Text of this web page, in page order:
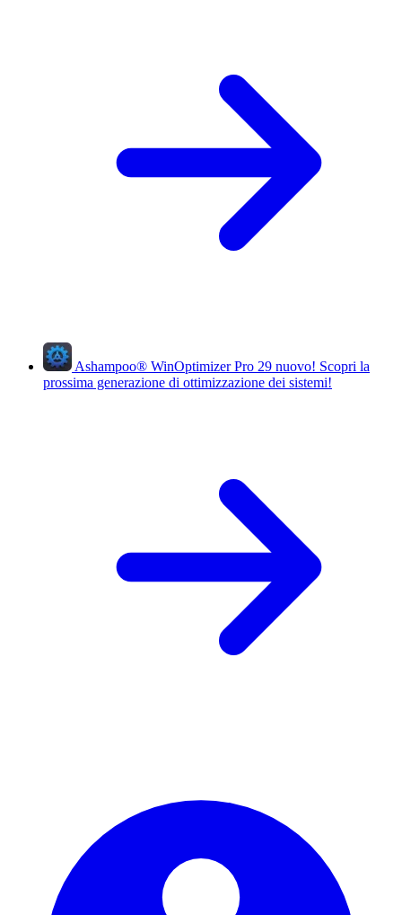
Ashampoo® WinOptimizer Pro 29 nuovo! Scopri la
prossima generazione di ottimizzazione dei sistemi!